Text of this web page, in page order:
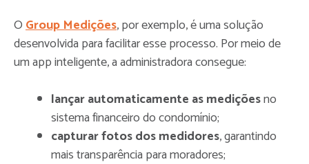
OGroup Medições, por exemplo, é uma solução
desenvolvida para facilitar esse processo. Por meio de
um app inteligente, a administradora consegue:
lançar automaticamente as mediçõesno
sistema financeiro do condomínio;
capturar fotos dos medidores, garantindo
mais transparência para moradores;